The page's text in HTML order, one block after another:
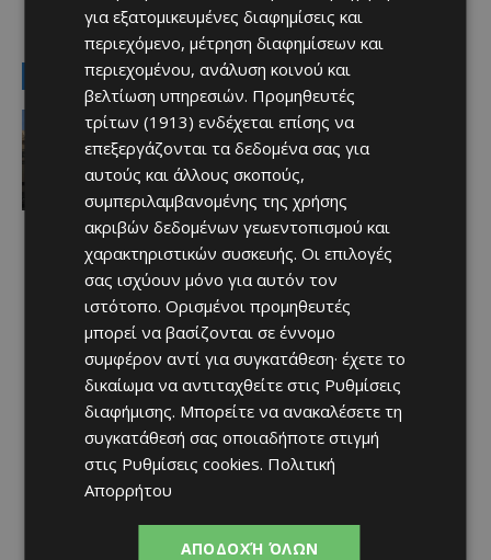
Δήμος Λευκάρων κοινωνία ΚΥΠΡΟΣ
LATEST NEWS
Ειδήσεις
ΛΕΜΕΣΟΣ: Στον Υπουργό Εσωτερικών
η επόμενη κίνηση για την επικίνδυνη
πολυκατοικία Seagate
Afentiko - 10/08/2026
για εξατομικευμένες διαφημίσεις και
περιεχόμενο, μέτρηση διαφημίσεων και
περιεχομένου, ανάλυση κοινού και
βελτίωση υπηρεσιών. Προμηθευτές
τρίτων (1913) ενδέχεται επίσης να
επεξεργάζονται τα δεδομένα σας για
αυτούς και άλλους σκοπούς,
συμπεριλαμβανομένης της χρήσης
ακριβών δεδομένων γεωεντοπισμού και
χαρακτηριστικών συσκευής. Οι επιλογές
σας ισχύουν μόνο για αυτόν τον
ιστότοπο. Ορισμένοι προμηθευτές
μπορεί να βασίζονται σε έννομο
συμφέρον αντί για συγκατάθεση· έχετε το
δικαίωμα να αντιταχθείτε στις Ρυθμίσεις
διαφήμισης. Μπορείτε να ανακαλέσετε τη
συγκατάθεσή σας οποιαδήποτε στιγμή
στις Ρυθμίσεις cookies. Πολιτική
Απορρήτου
ΑΠΟΔΟΧΉ ΌΛΩΝ